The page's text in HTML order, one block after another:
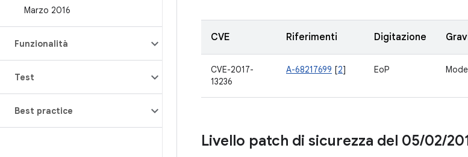
Marzo 2016
Funzionalità
Test
Best practice
CVE Riferimenti Digitazione
CVE-2017-
13236
A-68217699 [2] EoP
Livello patch di sicurezza del 05/02/